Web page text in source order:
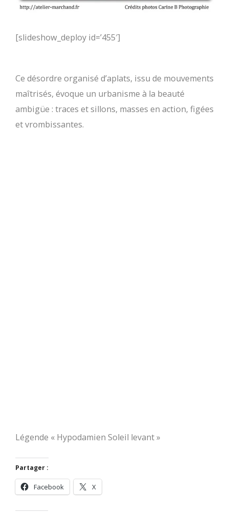
[slideshow_deploy id=’455′]
Ce désordre organisé d’aplats, issu de mouvements
maîtrisés, évoque un urbanisme à la beauté
ambigüe : traces et sillons, masses en action, figées
et vrombissantes.
Légende « Hypodamien Soleil levant »
Partager :
Facebook X